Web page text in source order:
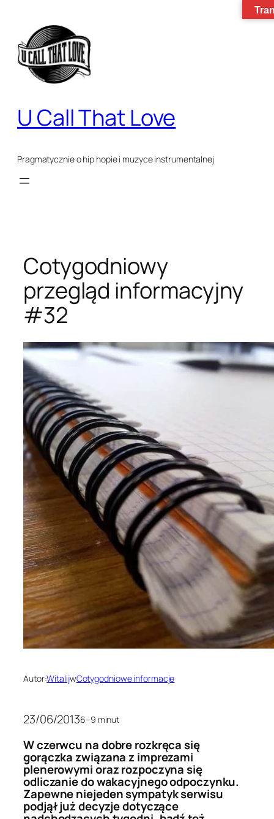
treści
U Call That Love
Pragmatycznie o hip hopie i muzyce instrumentalnej
Cotygodniowy
przegląd informacyjny
#32
Autor:WitalijwCotygodniowe informacje
23/06/20136–9 minut
W czerwcu na dobre rozkręca się
gorączka związana z imprezami
plenerowymi oraz rozpoczyna się
odliczanie do wakacyjnego odpoczynku.
Zapewne niejeden sympatyk serwisu
podjął już decyzje dotyczące